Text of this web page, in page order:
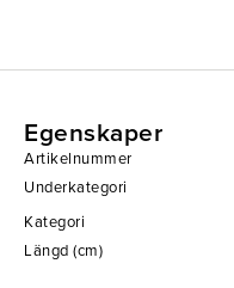
Egenskaper
Artikelnummer
Underkategori
Kategori
Längd (cm)